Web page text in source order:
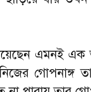
এমনই এক
গোপনাঙ্গ